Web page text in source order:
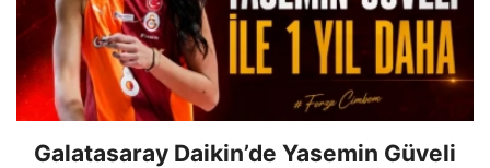
Galatasaray Daikin’de Yasemin Güveli